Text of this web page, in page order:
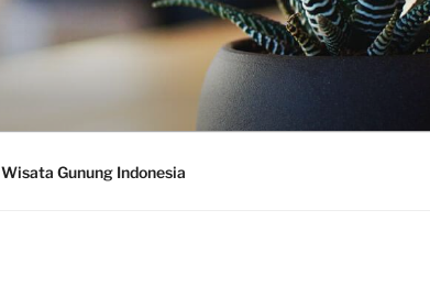
Wisata Gunung Indonesia